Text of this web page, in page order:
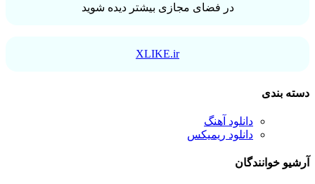
در فضای مجازی بیشتر دیده شوید
XLIKE.ir
دسته بندی
دانلود آهنگ
دانلود ریمیکس
آرشیو خوانندگان